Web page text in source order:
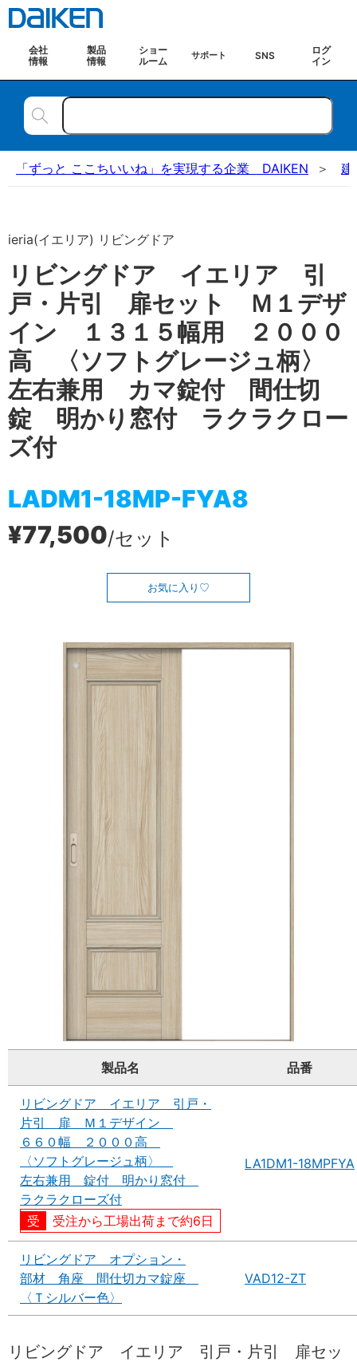
会社
情報
製品
情報
ショー
ルーム
サポート SNS
ログ
イン
「ずっと ここちいいね」を実現する企業 DAIKEN 建
ieria(イエリア) リビングドア
リビングドア イエリア 引
戸・片引 扉セット Ｍ１デザ
イン １３１５幅用 ２０００
高 〈ソフトグレージュ柄〉
左右兼用 カマ錠付 間仕切
錠 明かり窓付 ラクラクロー
ズ付
LADM1-18MP-FYA8
¥77,500/セット
お気に入り
製品名 品番
リビングドア イエリア 引戸・
片引 扉 Ｍ１デザイン
６６０幅 ２０００高
〈ソフトグレージュ柄〉
左右兼用 錠付 明かり窓付
ラクラクローズ付
受注から工場出荷まで約6日
LA1DM1-18MPFYA
リビングドア オプション・
部材 角座 間仕切カマ錠座
〈Ｔシルバー色〉
VAD12-ZT
リビングドア イエリア 引戸・片引 扉セッ